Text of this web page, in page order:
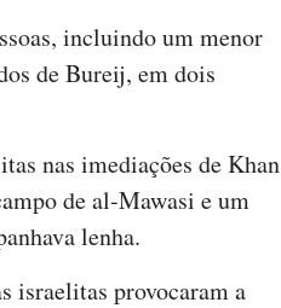
incluindo um menor
de Bureij, em dois
nas imediações de Khan
de al-Mawasi e um
lenha.
israelitas provocaram a